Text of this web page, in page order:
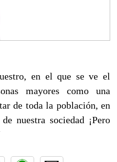
en el que se ve el
mayores como una
de toda la población, en
nuestra sociedad ¡Pero